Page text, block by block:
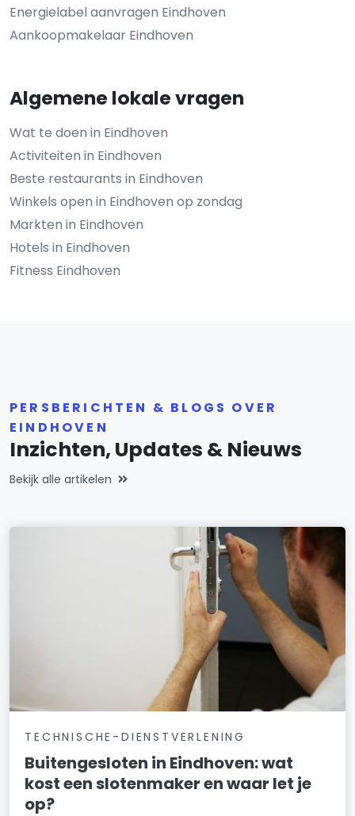
Energielabel aanvragen Eindhoven
Aankoopmakelaar Eindhoven
Algemene lokale vragen
Wat te doen in Eindhoven
Activiteiten in Eindhoven
Beste restaurants in Eindhoven
Winkels open in Eindhoven op zondag
Markten in Eindhoven
Hotels in Eindhoven
Fitness Eindhoven
PERSBERICHTEN & BLOGS OVER
EINDHOVEN
Inzichten, Updates & Nieuws
Bekijk alle artikelen
TECHNISCHE-DIENSTVERLENING
Buitengesloten in Eindhoven: wat
kost een slotenmaker en waar let je
op?